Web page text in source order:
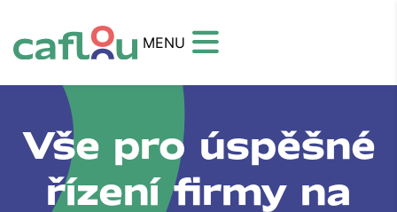
MENU
Vše pro úspěšné
řízení firmy na